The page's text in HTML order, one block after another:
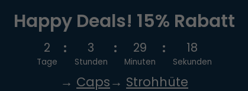
Happy Deals! 15% Rabatt
2
Tage
3
Stunden
29
Minuten
18
Sekunden
→ Caps→ Strohhüte